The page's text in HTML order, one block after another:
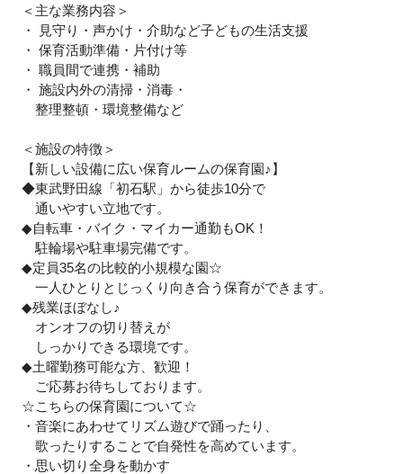
＜主な業務内容＞
・ 見守り・声かけ・介助など子どもの生活支援
・ 保育活動準備・片付け等
・ 職員間で連携・補助
・ 施設内外の清掃・消毒・
整理整頓・環境整備など
＜施設の特徴＞
【新しい設備に広い保育ルームの保育園♪ 】
◆東武野田線「初石駅」から徒歩10分で
通いやすい立地です。
◆自転車・バイク・マイカー通勤もOK！
駐輪場や駐車場完備です。
◆定員35名の比較的小規模な園☆
一人ひとりとじっくり向き合う保育ができます。
◆残業ほぼなし♪
オンオフの切り替えが
しっかりできる環境です。
◆土曜勤務可能な方、歓迎！
ご応募お待ちしております。
☆こちらの保育園について☆
・音楽にあわせてリズム遊びで踊ったり、
歌ったりすることで自発性を高めています。
・思い切り全身を動かす